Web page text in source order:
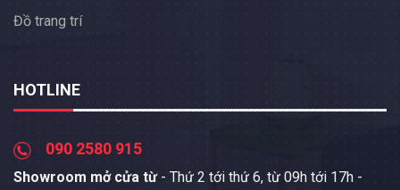
Đồ trang trí
HOTLINE
090 2580 915
Showroom mở cửa từ - Thứ 2 tới thứ 6, từ 09h tới 17h -